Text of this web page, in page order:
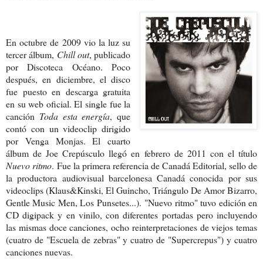
En octubre de 2009 vio la luz su
tercer álbum, Chill out, publicado
por Discoteca Océano. Poco
después, en diciembre, el disco
fue puesto en descarga gratuita
en su web oficial. El single fue la
canción Toda esta energía, que
contó con un videoclip dirigido
por Venga Monjas. El cuarto
álbum de Joe Crepúsculo llegó en febrero de 2011 con el título
Nuevo ritmo. Fue la primera referencia de Canadá Editorial, sello de
la productora audiovisual barcelonesa Canadá conocida por sus
videoclips (Klaus&Kinski, El Guincho, Triángulo De Amor Bizarro,
Gentle Music Men, Los Punsetes...). "Nuevo ritmo" tuvo edición en
CD digipack y en vinilo, con diferentes portadas pero incluyendo
las mismas doce canciones, ocho reinterpretaciones de viejos temas
(cuatro de "Escuela de zebras" y cuatro de "Supercrepus") y cuatro
canciones nuevas.